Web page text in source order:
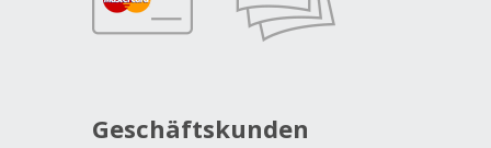
Geschäftskunden